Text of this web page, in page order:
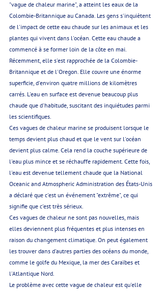
"vague de chaleur marine", a atteint les eaux de la
Colombie-Britannique au Canada. Les gens s'inquiètent
de l'impact de cette eau chaude sur les animaux et les
plantes qui vivent dans l'océan. Cette eau chaude a
commencé à se former loin de la côte en mai.
Récemment, elle s'est rapprochée de la Colombie-
Britannique et de l'Oregon. Elle couvre une énorme
superficie, d'environ quatre millions de kilomètres
carrés. L'eau en surface est devenue beaucoup plus
chaude que d'habitude, suscitant des inquiétudes parmi
les scientifiques.
Ces vagues de chaleur marine se produisent lorsque le
temps devient plus chaud et que le vent sur l'océan
devient plus calme. Cela rend la couche supérieure de
l'eau plus mince et se réchauffe rapidement. Cette fois,
l'eau est devenue tellement chaude que la National
Oceanic and Atmospheric Administration des États-Unis
a déclaré que c'est un événement "extrême", ce qui
signifie que c'est très sérieux.
Ces vagues de chaleur ne sont pas nouvelles, mais
elles deviennent plus fréquentes et plus intenses en
raison du changement climatique. On peut également
les trouver dans d'autres parties des océans du monde,
comme le golfe du Mexique, la mer des Caraïbes et
l'Atlantique Nord.
Le problème avec cette vague de chaleur est qu'elle